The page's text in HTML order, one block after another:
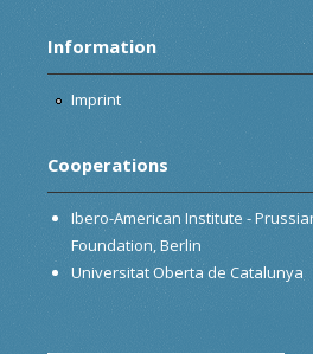
Information
Imprint
Cooperations
Ibero-American Institute -
Foundation, Berlin
Universitat Oberta de Catalunya